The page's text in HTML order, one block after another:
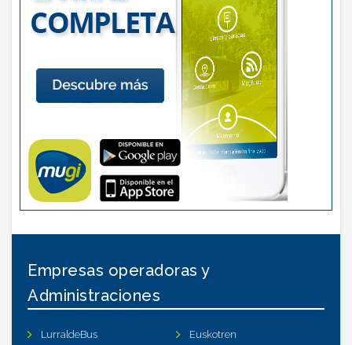
Empresas operadoras y
Administraciones
LurraldeBus Euskotren